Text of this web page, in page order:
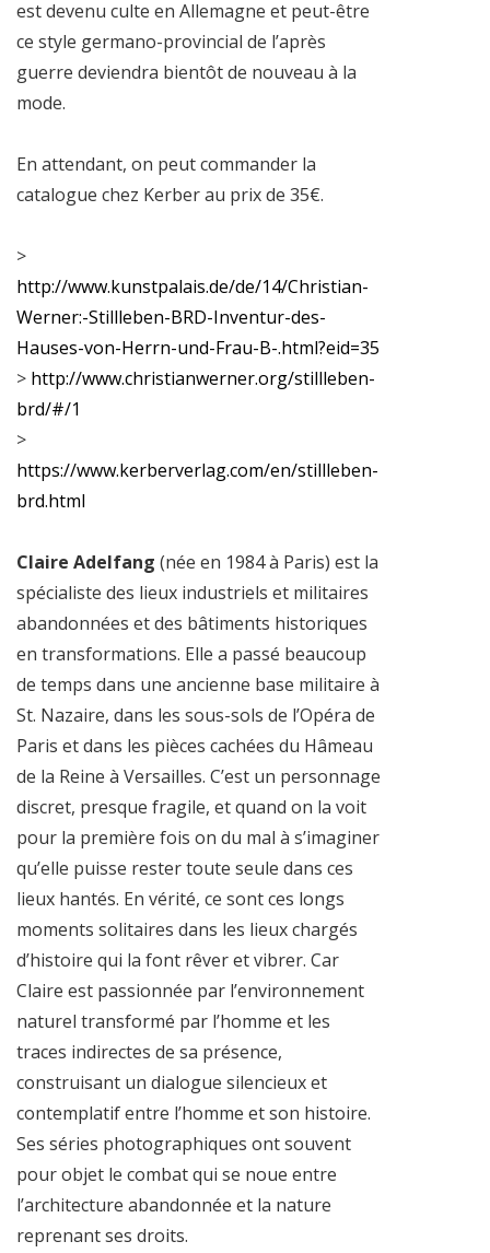
est devenu culte en Allemagne et peut-être
ce style germano-provincial de l’après
guerre deviendra bientôt de nouveau à la
mode.
En attendant, on peut commander la
catalogue chez Kerber au prix de 35€.
>
http://www.kunstpalais.de/de/14/Christian-
Werner:-Stillleben-BRD-Inventur-des-
Hauses-von-Herrn-und-Frau-B-.html?eid=35
> http://www.christianwerner.org/stillleben-
brd/#/1
>
https://www.kerberverlag.com/en/stillleben-
brd.html
Claire Adelfang (née en 1984 à Paris) est la
spécialiste des lieux industriels et militaires
abandonnées et des bâtiments historiques
en transformations. Elle a passé beaucoup
de temps dans une ancienne base militaire à
St. Nazaire, dans les sous-sols de l’Opéra de
Paris et dans les pièces cachées du Hâmeau
de la Reine à Versailles. C’est un personnage
discret, presque fragile, et quand on la voit
pour la première fois on du mal à s’imaginer
qu’elle puisse rester toute seule dans ces
lieux hantés. En vérité, ce sont ces longs
moments solitaires dans les lieux chargés
d’histoire qui la font rêver et vibrer. Car
Claire est passionnée par l’environnement
naturel transformé par l’homme et les
traces indirectes de sa présence,
construisant un dialogue silencieux et
contemplatif entre l’homme et son histoire.
Ses séries photographiques ont souvent
pour objet le combat qui se noue entre
l’architecture abandonnée et la nature
reprenant ses droits.